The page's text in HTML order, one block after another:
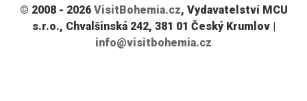
© 2008 - 2026 VisitBohemia.cz, Vydavatelství MCU
s.r.o., Chvalšinská 242, 381 01 Český Krumlov |
info@visitbohemia.cz